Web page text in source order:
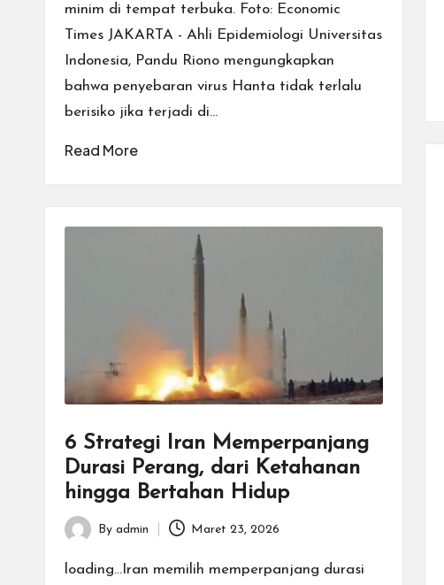
minim di tempat terbuka. Foto: Economic
Times JAKARTA - Ahli Epidemiologi Universitas
Indonesia, Pandu Riono mengungkapkan
bahwa penyebaran virus Hanta tidak terlalu
berisiko jika terjadi di…
Read More
6 Strategi Iran Memperpanjang
Durasi Perang, dari Ketahanan
hingga Bertahan Hidup
Posted
by
By admin Maret 23, 2026
loading...Iran memilih memperpanjang durasi